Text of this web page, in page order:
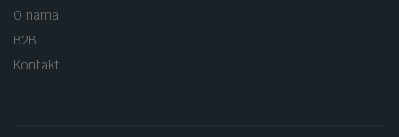
O nama
B2B
Kontakt